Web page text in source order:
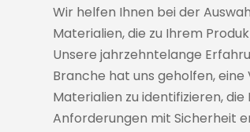
Wir helfen Ihnen bei der
Materialien, die zu Ihrem
Unsere jahrzehntelange
Branche hat uns geholfen, eine
Materialien zu identifizieren, die
Anforderungen mit Sicherheit